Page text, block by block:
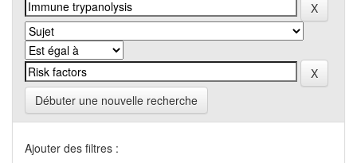
Débuter une nouvelle recherche
Ajouter des filtres :